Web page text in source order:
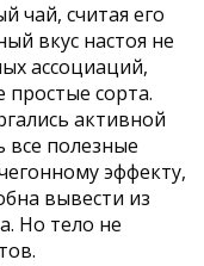
чай, считая его
вкус настоя не
ассоциаций,
сорта.
активной
все полезные
эффекту,
вывести из
Но тело не